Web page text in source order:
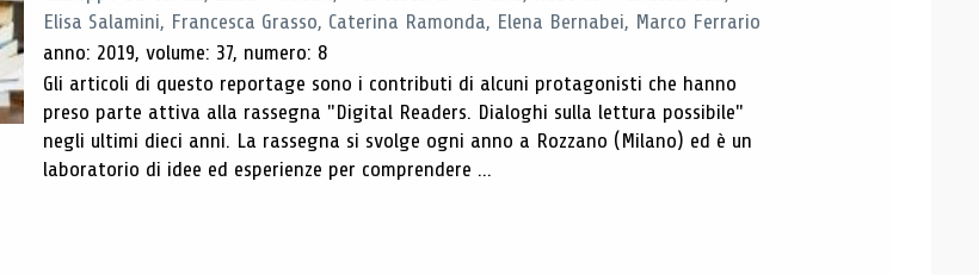
Elisa Salamini, Francesca Grasso, Caterina Ramonda, Elena Bernabei, Marco Ferrario
anno: 2019, volume: 37, numero: 8
Gli articoli di questo reportage sono i contributi di alcuni protagonisti che hanno
preso parte attiva alla rassegna "Digital Readers. Dialoghi sulla lettura possibile"
negli ultimi dieci anni. La rassegna si svolge ogni anno a Rozzano (Milano) ed è un
laboratorio di idee ed esperienze per comprendere ...